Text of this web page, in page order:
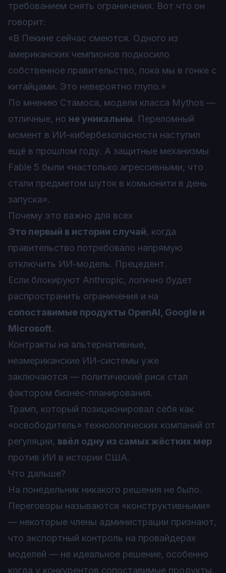
требованием снять ограничения. Вот что он
говорит:
«В Пекине сейчас смеются. Одного из
американских чемпионов подкосило
собственное правительство, пока мы в гонке с
китайцами. Это невероятно глупо.»
По мнению Стамоса, модели класса Mythos —
отличные, но не уникальны. Переломный
момент в ИИ-кибербезопасности наступил
ещё в прошлом году. А защитные механизмы
Fable 5 были «настолько агрессивными, что
стали предметом шуток в комьюнити в день
запуска».
Почему это важно для всех
Это первый в истории случай, когда
правительство потребовало напрямую
отключить ИИ-модель. Прецедент.
Если блокируют Anthropic, логично будет
распространить ограничения и на
сопоставимые продукты OpenAI, Google и
Microsoft.
Контракты на альтернативные,
неамериканские ИИ-системы уже
заключаются — политический риск стал
фактором бизнес-планирования.
Трамп, который позиционировал себя как
«освободитель» технологических компаний от
регуляции, ввёл одну из самых жёстких мер
против ИИ в истории США.
Что дальше?
На понедельник никакого решения не было.
Переговоры называются «конструктивными»
— некоторые члены администрации признают,
что экспортный контроль на провайдерах
моделей — не идеальное решение, особенно
когда у конкурентов сопоставимые продукты.